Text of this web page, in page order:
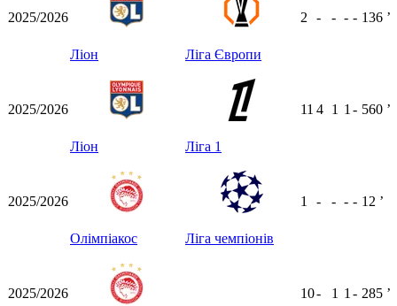
2025/2026
Ліон Ліга Європи
2 - - - - 136 ʼ
2025/2026
Ліон Ліга 1
11 4 1 1 - 560 ʼ
2025/2026
Олімпіакос Ліга чемпіонів
1 - - - - 12 ʼ
2025/2026 10- 1 1 - 285 ʼ